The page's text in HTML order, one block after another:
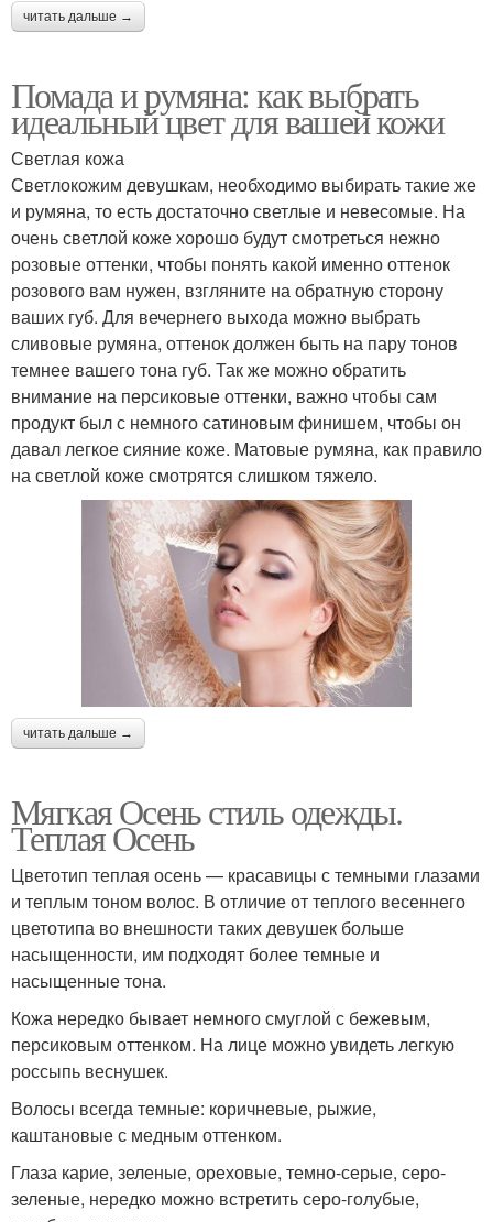
читать дальше →
Помада и румяна: как выбрать
идеальный цвет для вашей кожи
Светлая кожа
Светлокожим девушкам, необходимо выбирать такие же
и румяна, то есть достаточно светлые и невесомые. На
очень светлой коже хорошо будут смотреться нежно
розовые оттенки, чтобы понять какой именно оттенок
розового вам нужен, взгляните на обратную сторону
ваших губ. Для вечернего выхода можно выбрать
сливовые румяна, оттенок должен быть на пару тонов
темнее вашего тона губ. Так же можно обратить
внимание на персиковые оттенки, важно чтобы сам
продукт был с немного сатиновым финишем, чтобы он
давал легкое сияние коже. Матовые румяна, как правило
на светлой коже смотрятся слишком тяжело.
читать дальше →
Мягкая Осень стиль одежды.
Теплая Осень
Цветотип теплая осень — красавицы с темными глазами
и теплым тоном волос. В отличие от теплого весеннего
цветотипа во внешности таких девушек больше
насыщенности, им подходят более темные и
насыщенные тона.
Кожа нередко бывает немного смуглой с бежевым,
персиковым оттенком. На лице можно увидеть легкую
россыпь веснушек.
Волосы всегда темные: коричневые, рыжие,
каштановые с медным оттенком.
Глаза карие, зеленые, ореховые, темно-серые, серо-
зеленые, нередко можно встретить серо-голубые,